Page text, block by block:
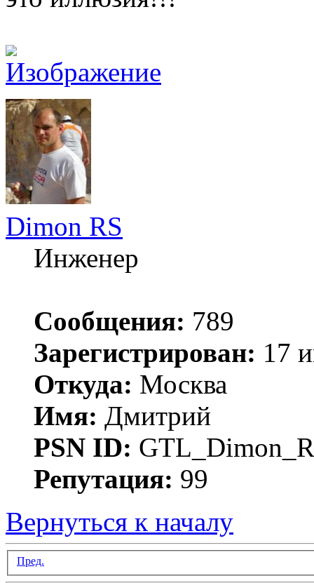
Dimon RS
Инженер
Сообщения: 789
Зарегистрирован: 17
Откуда: Москва
Имя: Дмитрий
PSN ID:
Репутация: 99
Вернуться к началу
Пред.